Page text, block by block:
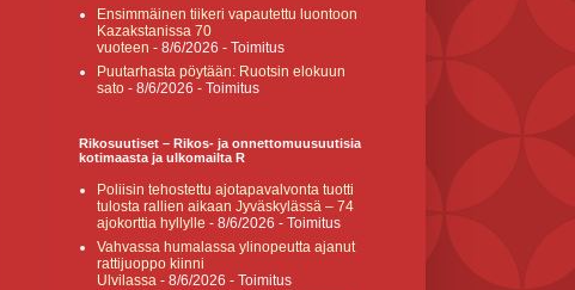
Ensimmäinen tiikeri vapautettu luontoon
Kazakstanissa 70
vuoteen - 8/6/2026 - Toimitus
Puutarhasta pöytään: Ruotsin elokuun
sato - 8/6/2026 - Toimitus
Rikosuutiset – Rikos- ja onnettomuusuutisia
kotimaasta ja ulkomailta R
Poliisin tehostettu ajotapavalvonta tuotti
tulosta rallien aikaan Jyväskylässä – 74
ajokorttia hyllylle - 8/6/2026 - Toimitus
Vahvassa humalassa ylinopeutta ajanut
rattijuoppo kiinni
Ulvilassa - 8/6/2026 - Toimitus